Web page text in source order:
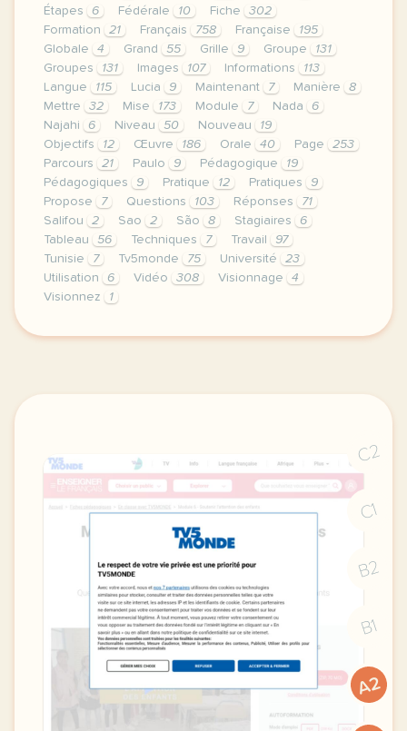
Étapes
6 Fédérale 10 Fiche
302
Formation
21 Français 758 Française
195
Globale
4 Grand 55 Grille 9 Groupe
131
Groupes
131 Images 107 Informations
113
Langue
115 Lucia 9 Maintenant 7 Manière
8
Mettre
32 Mise 173 Module 7 Nada
6
Najahi
6 Niveau 50 Nouveau
19
Objectifs
12 Œuvre 186 Orale 40 Page
253
Parcours
21 Paulo 9 Pédagogique
19
Pédagogiques
9 Pratique 12 Pratiques
9
Propose
7 Questions 103 Réponses
71
Salifou
2 Sao 2 São 8 Stagiaires
6
Tableau
56 Techniques 7 Travail
97
Tunisie
7 Tv5monde 75 Université
23
Utilisation
6 Vidéo 308 Visionnage
4
Visionnez
1
le respect de votre vie privee est une priorite
C2
C1
B2
B1
A2